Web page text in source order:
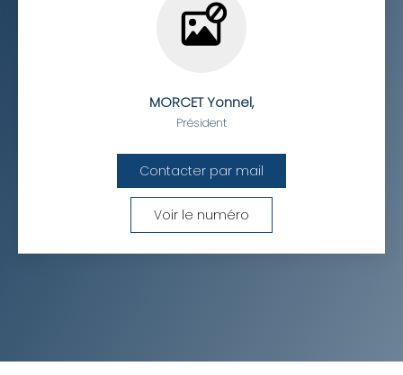
MORCET Yonnel,
Président
Contacter par mail
Voir le numéro